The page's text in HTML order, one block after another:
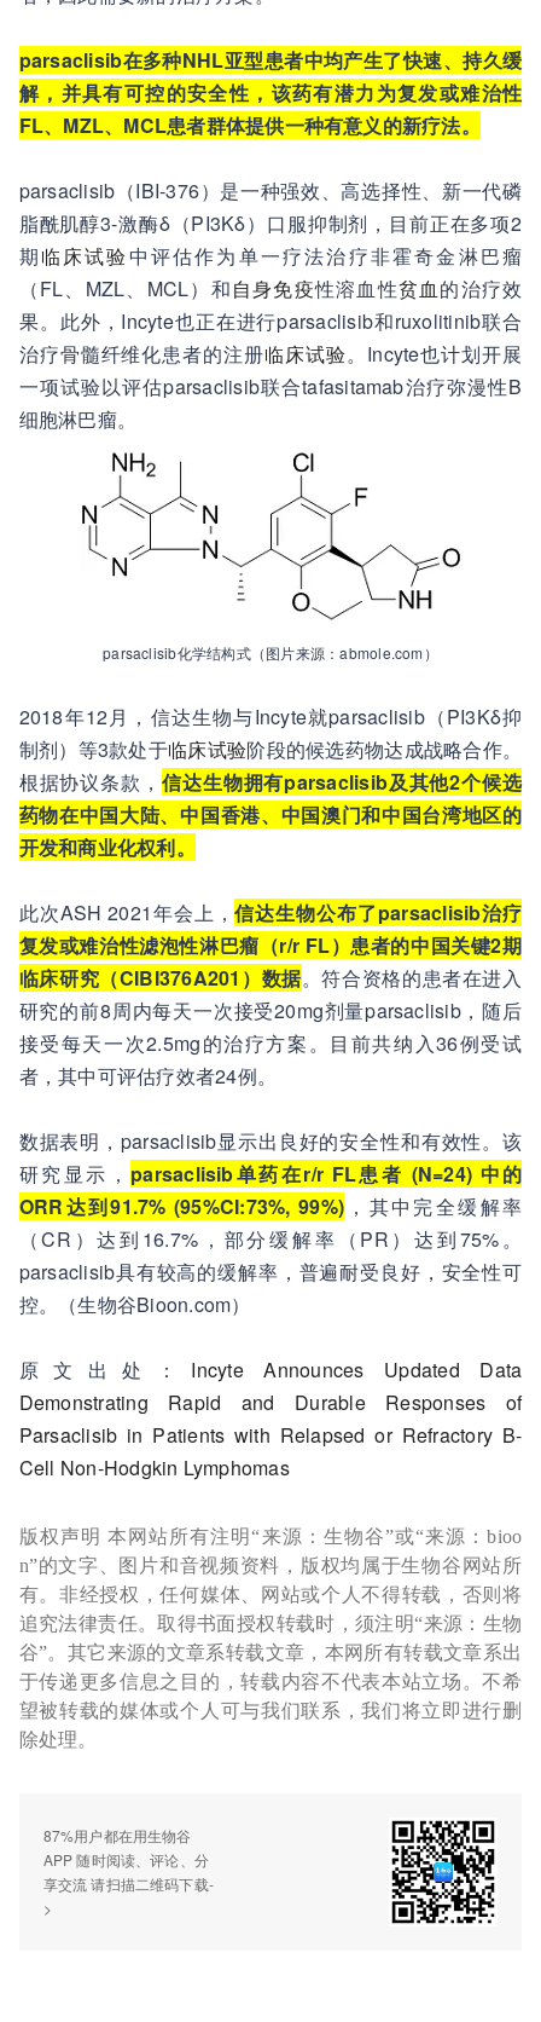
parsaclisib在多种NHL亚型患者中均产生了快速、持久缓
解，并具有可控的安全性，该药有潜力为复发或难治性
FL、MZL、MCL患者群体提供一种有意义的新疗法。
parsaclisib（IBI-376）是一种强效、高选择性、新一代磷
脂酰肌醇3-激酶δ（PI3Kδ）口服抑制剂，目前正在多项2
期临床试验中评估作为单一疗法治疗非霍奇金淋巴瘤
（FL、MZL、MCL）和自身免疫性溶血性贫血 的治疗效
果。此外，Incyte也正在进行parsaclisib和ruxolitinib联合
治疗骨髓纤维化患者的注册临床试验。Incyte也计划开展
一项试验以评估parsaclisib联合tafasitamab治疗弥漫性B
细胞淋巴瘤。
parsaclisib化学结构式（图片来源：abmole.com）
2018年12月，信达生物与Incyte就parsaclisib（PI3Kδ抑
制剂）等3款处于临床试验阶段的候选药物达成战略合作。
根据协议条款， 信达生物拥有parsaclisib及其他2个候选
药物在中国大陆、中国香港、中国澳门和中国台湾地区的
开发和商业化权利。
此次ASH 2021年会上，信达生物公布了parsaclisib治疗
复发或难治性滤泡性淋巴瘤（r/r FL）患者的中国关键2期
临床研究（CIBI376A201）数据。符合资格的患者在进入
研究的前8周内每天一次接受20mg剂量parsaclisib，随后
接受每天一次2.5mg的治疗方案。目前共纳入36例受试
者，其中可评估疗效者24例。
数据表明，parsaclisib显示出良好的安全性和有效性。该
研究显示， parsaclisib单药在r/r FL患者 (N=24) 中的
ORR达到91.7% (95%CI:73%, 99%) ，其中完全缓解率
（CR）达到16.7%，部分缓解率（PR）达到75%。
parsaclisib具有较高的缓解率，普遍耐受良好，安全性可
控。（生物谷Bioon.com）
原文出处： Incyte Announces Updated Data
Demonstrating Rapid and Durable Responses of
Parsaclisib in Patients with Relapsed or Refractory B-
Cell Non-Hodgkin Lymphomas
版权声明 本网站所有注明“来源：生物谷”或“来源：bioo
n”的文字、图片和音视频资料，版权均属于生物谷网站所
有。非经授权，任何媒体、网站或个人不得转载，否则将
追究法律责任。取得书面授权转载时，须注明“来源：生物
谷”。其它来源的文章系转载文章，本网所有转载文章系出
于传递更多信息之目的，转载内容不代表本站立场。不希
望被转载的媒体或个人可与我们联系，我们将立即进行删
除处理。
87%用户都在用生物谷
APP 随时阅读、评论、分
享交流 请扫描二维码下载-
>